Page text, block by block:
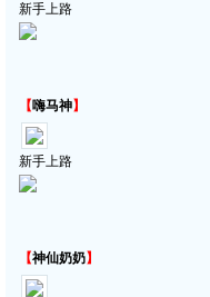
新手上路
【嗨马神】
新手上路
【神仙奶奶】